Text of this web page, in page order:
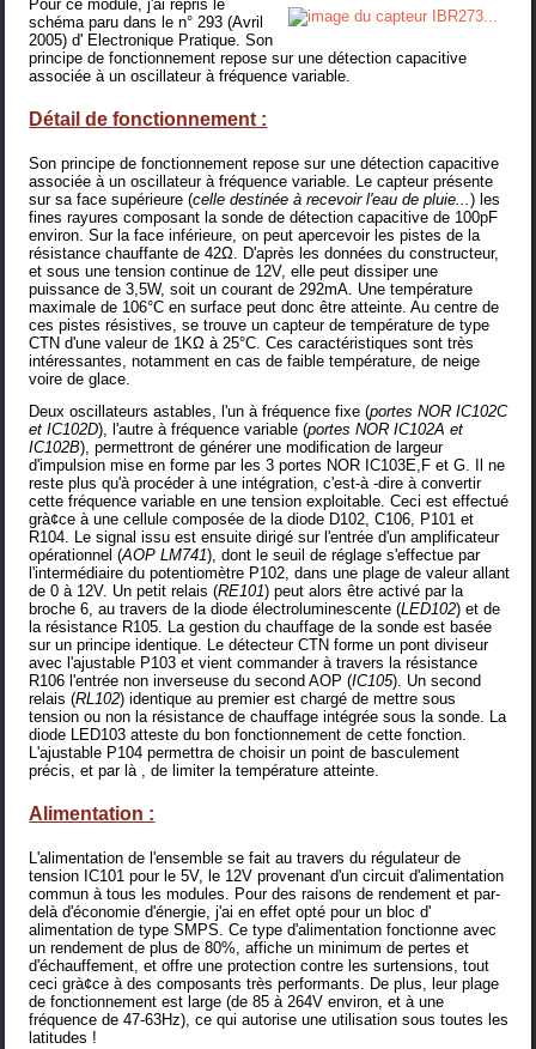
Pour ce module, j'ai repris le
schéma paru dans le n° 293 (Avril
2005) d' Electronique Pratique. Son
principe de fonctionnement repose sur une détection capacitive
associée à un oscillateur à fréquence variable.
Détail de fonctionnement :
Son principe de fonctionnement repose sur une détection capacitive
associée à un oscillateur à fréquence variable. Le capteur présente
sur sa face supérieure (celle destinée à recevoir l'eau de pluie...) les
fines rayures composant la sonde de détection capacitive de 100pF
environ. Sur la face inférieure, on peut apercevoir les pistes de la
résistance chauffante de 42Ω. D'après les données du constructeur,
et sous une tension continue de 12V, elle peut dissiper une
puissance de 3,5W, soit un courant de 292mA. Une température
maximale de 106°C en surface peut donc être atteinte. Au centre de
ces pistes résistives, se trouve un capteur de température de type
CTN d'une valeur de 1KΩ à 25°C. Ces caractéristiques sont très
intéressantes, notamment en cas de faible température, de neige
voire de glace.
Deux oscillateurs astables, l'un à fréquence fixe (portes NOR IC102C
et IC102D), l'autre à fréquence variable (portes NOR IC102A et
IC102B), permettront de générer une modification de largeur
d'impulsion mise en forme par les 3 portes NOR IC103E,F et G. Il ne
reste plus qu'à procéder à une intégration, c'est-à -dire à convertir
cette fréquence variable en une tension exploitable. Ceci est effectué
grà¢ce à une cellule composée de la diode D102, C106, P101 et
R104. Le signal issu est ensuite dirigé sur l'entrée d'un amplificateur
opérationnel (AOP LM741), dont le seuil de réglage s'effectue par
l'intermédiaire du potentiomètre P102, dans une plage de valeur allant
de 0 à 12V. Un petit relais (RE101) peut alors être activé par la
broche 6, au travers de la diode électroluminescente (LED102) et de
la résistance R105. La gestion du chauffage de la sonde est basée
sur un principe identique. Le détecteur CTN forme un pont diviseur
avec l'ajustable P103 et vient commander à travers la résistance
R106 l'entrée non inverseuse du second AOP (IC105). Un second
relais (RL102) identique au premier est chargé de mettre sous
tension ou non la résistance de chauffage intégrée sous la sonde. La
diode LED103 atteste du bon fonctionnement de cette fonction.
L'ajustable P104 permettra de choisir un point de basculement
précis, et par là , de limiter la température atteinte.
Alimentation :
L'alimentation de l'ensemble se fait au travers du régulateur de
tension IC101 pour le 5V, le 12V provenant d'un circuit d'alimentation
commun à tous les modules. Pour des raisons de rendement et par-
delà d'économie d'énergie, j'ai en effet opté pour un bloc d'
alimentation de type SMPS. Ce type d'alimentation fonctionne avec
un rendement de plus de 80%, affiche un minimum de pertes et
d'échauffement, et offre une protection contre les surtensions, tout
ceci grà¢ce à des composants très performants. De plus, leur plage
de fonctionnement est large (de 85 à 264V environ, et à une
fréquence de 47-63Hz), ce qui autorise une utilisation sous toutes les
latitudes !